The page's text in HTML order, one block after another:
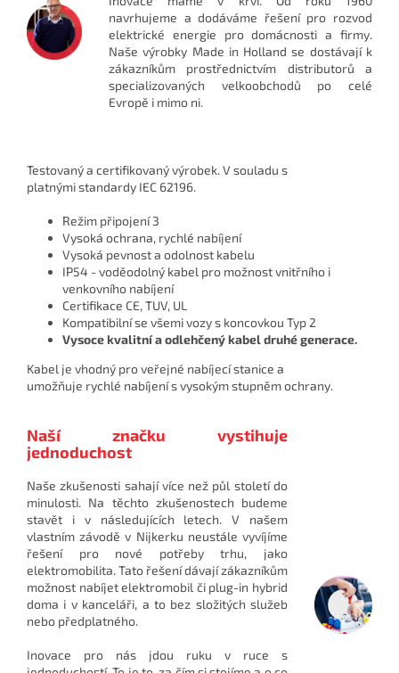
navrhujeme a dodáváme řešení pro rozvod
elektrické energie pro domácnosti a firmy.
Naše výrobky Made in Holland se dostávají k
zákazníkům prostřednictvím distributorů a
specializovaných velkoobchodů po celé
Evropě i mimo ni.
Testovaný a certifikovaný výrobek.V souladu s
platnýmistandardy IEC 62196.
Režim připojení 3
Vysoká ochrana, rychlé nabíjení
Vysoká pevnost a odolnost kabelu
IP54 - voděodolný kabel pro možnost vnitřního i
venkovního nabíjení
Certifikace CE, TUV, UL
Kompatibilní se všemi vozy s koncovkou Typ 2
Vysoce kvalitní a odlehčený kabel druhé generace.
Kabel je vhodný pro veřejné nabíjecístanice a
umožňuje rychlé nabíjenís vysokým stupněmochrany.
Naší značku vystihuje
jednoduchost
Naše zkušenosti sahají více než půl století do
minulosti. Na těchto zkušenostech budeme
stavět i v následujících letech. V našem
vlastním závodě v Nijkerku neustále vyvíjíme
řešení pro nové potřeby trhu, jako
elektromobilita. Tato řešení dávají zákazníkům
možnost nabíjet elektromobil či plug-in hybrid
doma i v kanceláři, a to bez složitých služeb
nebo předplatného.
Inovace pro nás jdou ruku v ruce s